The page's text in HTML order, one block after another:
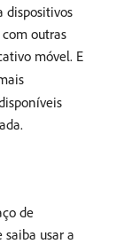
dispositivos
outras
móvel. E
de
usar a